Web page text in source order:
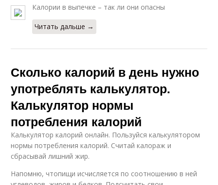
Калории в выпечке – так ли они опасны
Читать дальше →
Сколько калорий в день нужно
употреблять калькулятор.
Калькулятор нормы
потребления калорий
Калькулятор калорий онлайн. Пользуйся калькулятором
нормы потребления калорий. Считай калораж и
сбрасывай лишний жир.
Напомню, чтопищи исчисляется по соотношению в ней